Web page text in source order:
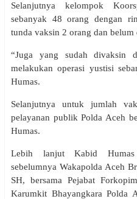
Selanjutnya kelompok
sebanyak 48 orang dengan
tunda vaksin 2 orang dan
“Juga yang sudah divaksin
melakukan operasi yustisi
Humas.
Selanjutnya untuk jumlah
pelayanan publik Polda Aceh
Humas.
Lebih lanjut Kabid Humas
sebelumnya Wakapolda Aceh
SH, bersama Pejabat
Karumkit Bhayangkara Polda